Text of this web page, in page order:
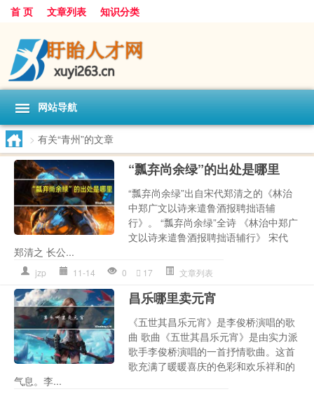
首 页 文章列表 知识分类
网站导航
> 有关“青州”的文章
“瓢弃尚余绿”的出处是哪里
“瓢弃尚余绿”出自宋代郑清之的《林治
中郑广文以诗来遣鲁酒报聘拙语辅
行》。 “瓢弃尚余绿”全诗 《林治中郑广
文以诗来遣鲁酒报聘拙语辅行》 宋代
郑清之 长公...
jzp 11-14 0 17 文章列表
昌乐哪里卖元宵
《五世其昌乐元宵》是李俊桥演唱的歌
曲 歌曲《五世其昌乐元宵》是由实力派
歌手李俊桥演唱的一首抒情歌曲。这首
歌充满了暖暖喜庆的色彩和欢乐祥和的
气息。李...